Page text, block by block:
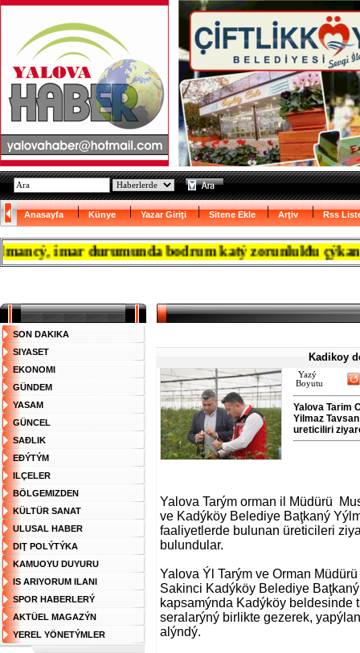
Anasayfa Künye Yazar Giriţi Sitene Ekle Arţiv Rss
imar durumunda bodrum katý zorunlulđu
Kadikoy
Yazý
Boyutu
Yalova Tarim
Yilmaz
ureticiliri
Yalova Tarým orman il Müdürü
ve Kadýköy Belediye Baţkaný
faaliyetlerde bulunan üreticileri
bulundular.
Yalova Ýl Tarým ve Orman
Sakinci Kadýköy Belediye
kapsamýnda Kadýköy beldesinde
seralarýný birlikte gezerek,
alýndý.
SON DAKIKA
SIYASET
EKONOMI
GÜNDEM
YASAM
GÜNCEL
SAĐLIK
EĐÝTÝM
ILÇELER
BÖLGEMIZDEN
KÜLTÜR SANAT
ULUSAL HABER
DIŢ POLÝTÝKA
KAMUOYU DUYURU
IS ARIYORUM ILANI
SPOR HABERLERÝ
AKTÜEL MAGAZÝN
YEREL YÖNETÝMLER